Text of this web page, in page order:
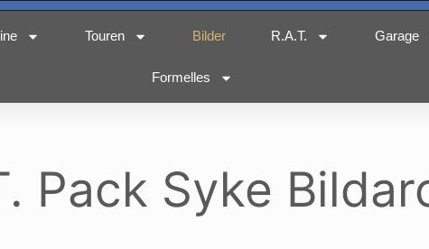
Touren Bilder R.A.T. Garage
Formelles
Pack Syke